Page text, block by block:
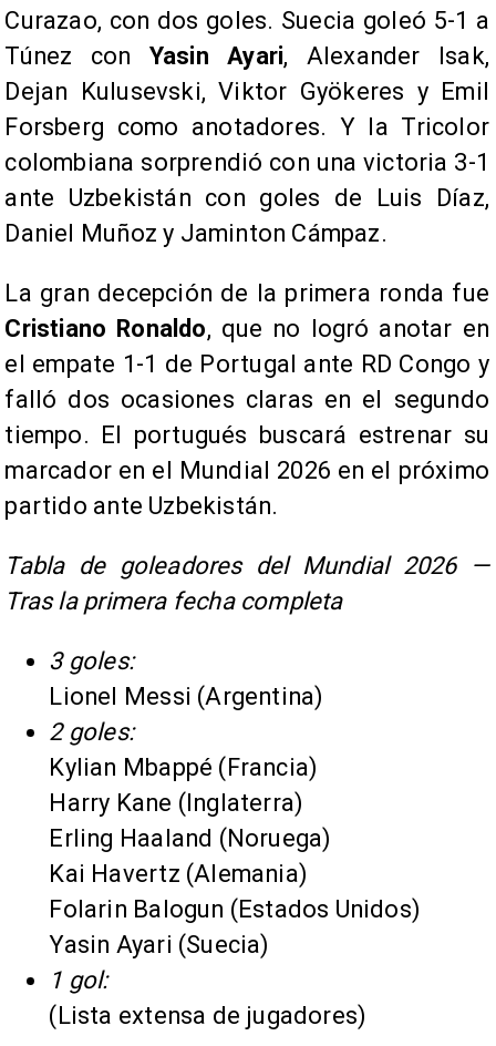
Curazao, con dos goles. Suecia goleó 5-1 a
Túnez con Yasin Ayari, Alexander Isak,
Dejan Kulusevski, Viktor Gyökeres y Emil
Forsberg como anotadores. Y la Tricolor
colombiana sorprendió con una victoria 3-1
ante Uzbekistán con goles de Luis Díaz,
Daniel Muñoz y Jaminton Cámpaz.
La gran decepción de la primera ronda fue
Cristiano Ronaldo, que no logró anotar en
el empate 1-1 de Portugal ante RD Congo y
falló dos ocasiones claras en el segundo
tiempo. El portugués buscará estrenar su
marcador en el Mundial 2026 en el próximo
partido ante Uzbekistán.
Tabla de goleadores del Mundial 2026 —
Tras la primera fecha completa
3 goles:
Lionel Messi (Argentina)
2 goles:
Kylian Mbappé (Francia)
Harry Kane (Inglaterra)
Erling Haaland (Noruega)
Kai Havertz (Alemania)
Folarin Balogun (Estados Unidos)
Yasin Ayari (Suecia)
1 gol:
(Lista extensa de jugadores)